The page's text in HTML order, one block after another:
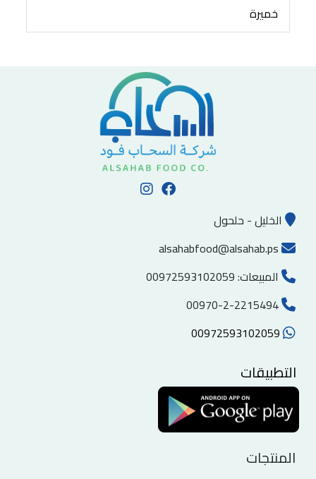
خميرة
الخليل - حلحول
alsahabfood@alsahab.ps
المبيعات:00972593102059
التطبيقات
المنتجات